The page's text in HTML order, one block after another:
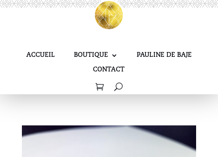
ACCUEIL BOUTIQUE PAULINE DE BAJE
CONTACT
TAILLE COUSSIN
INSPIRATION “ART DÉCO”
Bagues